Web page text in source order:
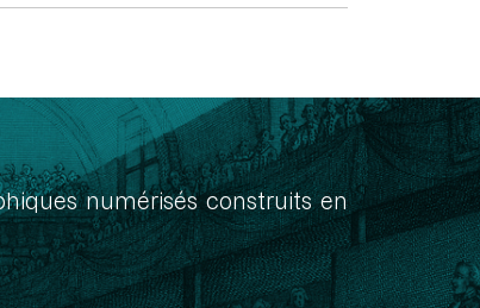
numérisés construits en